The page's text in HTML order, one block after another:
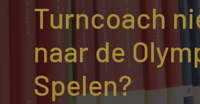
Turncoach
naar de
Spelen?